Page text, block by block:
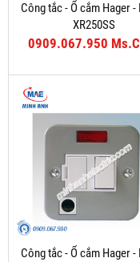
Công tắc - Ổ cắm Hager -
XR250SS
0909.067.950
Công tắc - Ổ cắm Hager -